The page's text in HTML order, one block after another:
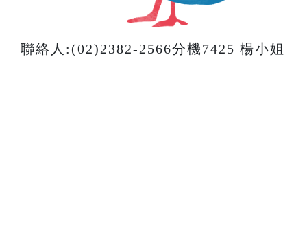
聯絡人:(02)2382-2566分機7425 楊小姐